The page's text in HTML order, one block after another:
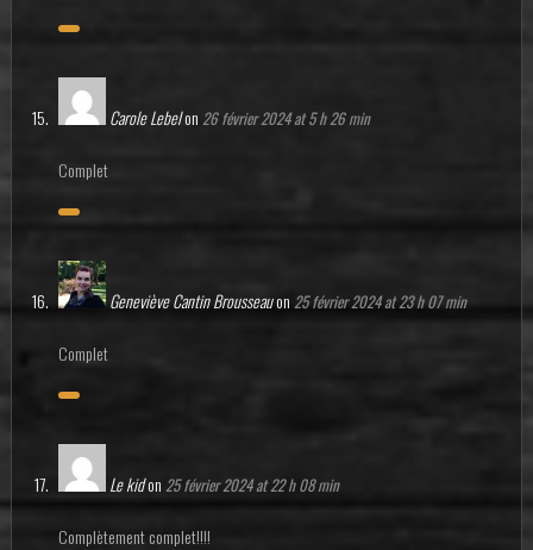
Carole Lebelon 26 février 2024 at 5 h 26 min
Complet
Geneviève Cantin Brousseauon 25 février 2024 at 23 h 07 min
Complet
Le kidon 25 février 2024 at 22 h 08 min
Complètement complet!!!!